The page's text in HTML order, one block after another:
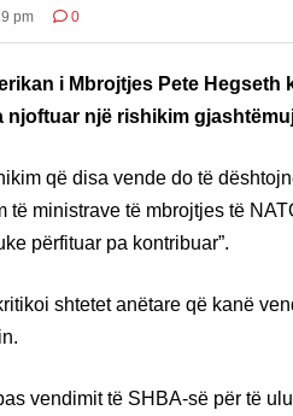
pm 0
i Mbrojtjes Pete
njoftuar një rishikim
që disa vende do të
të ministrave të mbrojtjes të
përfituar pa kontribuar”.
shtetet anëtare që kanë
vendimit të SHBA-së për të